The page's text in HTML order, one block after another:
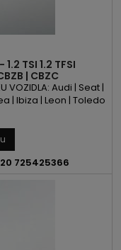
TSI 1.2 TFSI
| CBZC
Audi | Seat |
| Ibiza | Leon | Toledo
Beetle | Caddy | Golf |
CBZB | CBZC OBSAH:
| 90PS/66kW |
2009 -
725425366